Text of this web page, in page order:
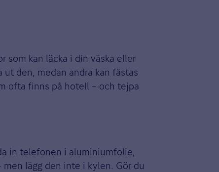
som kan läcka i din väska eller
den, medan andra kan fästas
ofta finns på hotell – och tejpa
in telefonen i aluminiumfolie,
lägg den inte i kylen. Gör du